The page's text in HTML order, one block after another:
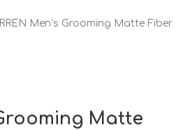
Men’s Grooming Matte Fiber
Matte